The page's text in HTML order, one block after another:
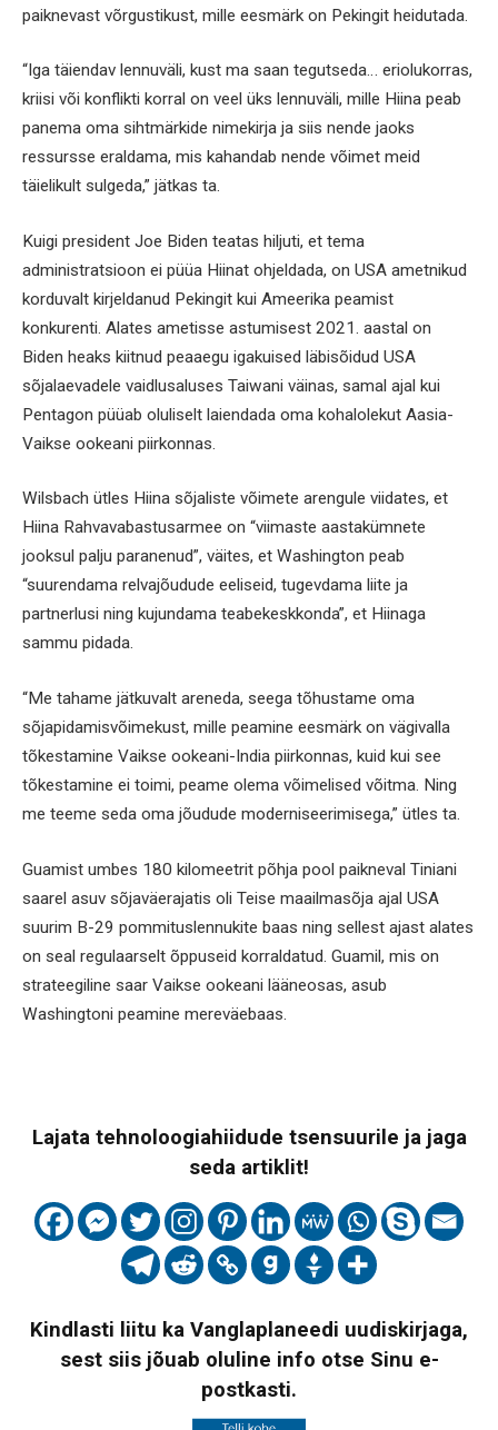
paiknevast võrgustikust, mille eesmärk on Pekingit heidutada.
“Iga täiendav lennuväli, kust ma saan tegutseda… eriolukorras,
kriisi või konflikti korral on veel üks lennuväli, mille Hiina peab
panema oma sihtmärkide nimekirja ja siis nende jaoks
ressursse eraldama, mis kahandab nende võimet meid
täielikult sulgeda,” jätkas ta.
Kuigi president Joe Biden teatas hiljuti, et tema
administratsioon ei püüa Hiinat ohjeldada, on USA ametnikud
korduvalt kirjeldanud Pekingit kui Ameerika peamist
konkurenti. Alates ametisse astumisest 2021. aastal on
Biden heaks kiitnud peaaegu igakuised läbisõidud USA
sõjalaevadele vaidlusaluses Taiwani väinas, samal ajal kui
Pentagon püüab oluliselt laiendada oma kohalolekut Aasia-
Vaikse ookeani piirkonnas.
Wilsbach ütles Hiina sõjaliste võimete arengule viidates, et
Hiina Rahvavabastusarmee on “viimaste aastakümnete
jooksul palju paranenud”, väites, et Washington peab
“suurendama relvajõudude eeliseid, tugevdama liite ja
partnerlusi ning kujundama teabekeskkonda”, et Hiinaga
sammu pidada.
“Me tahame jätkuvalt areneda, seega tõhustame oma
sõjapidamisvõimekust, mille peamine eesmärk on vägivalla
tõkestamine Vaikse ookeani-India piirkonnas, kuid kui see
tõkestamine ei toimi, peame olema võimelised võitma. Ning
me teeme seda oma jõudude moderniseerimisega,” ütles ta.
Guamist umbes 180 kilomeetrit põhja pool paikneval Tiniani
saarel asuv sõjaväerajatis oli Teise maailmasõja ajal USA
suurim B-29 pommituslennukite baas ning sellest ajast alates
on seal regulaarselt õppuseid korraldatud. Guamil, mis on
strateegiline saar Vaikse ookeani lääneosas, asub
Washingtoni peamine mereväebaas.
Lajata tehnoloogiahiidude tsensuurile ja jaga
seda artiklit!
Kindlasti liitu ka Vanglaplaneedi uudiskirjaga,
sest siis jõuab oluline info otse Sinu e-
postkasti.